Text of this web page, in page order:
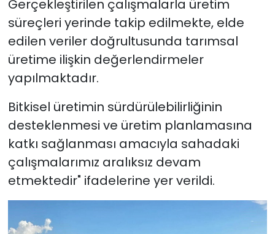
Gerçekleştirilen çalışmalarla üretim
süreçleri yerinde takip edilmekte, elde
edilen veriler doğrultusunda tarımsal
üretime ilişkin değerlendirmeler
yapılmaktadır.
Bitkisel üretimin sürdürülebilirliğinin
desteklenmesi ve üretim planlamasına
katkı sağlanması amacıyla sahadaki
çalışmalarımız aralıksız devam
etmektedir" ifadelerine yer verildi.